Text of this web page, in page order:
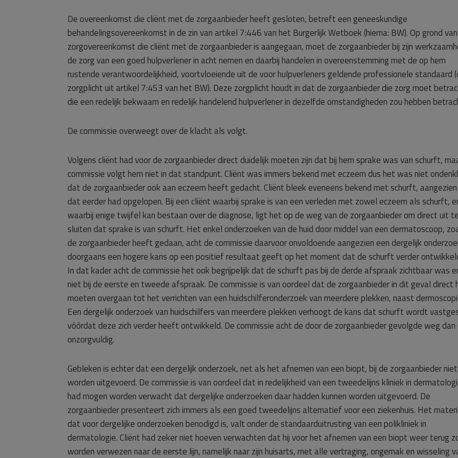
De overeenkomst die cliënt met de zorgaanbieder heeft gesloten, betreft een geneeskundige
behandelingsovereenkomst in de zin van artikel 7:446 van het Burgerlijk Wetboek (hierna: BW). Op grond
zorgovereenkomst die cliënt met de zorgaanbieder is aangegaan, moet de zorgaanbieder bij zijn
de zorg van een goed hulpverlener in acht nemen en daarbij handelen in overeenstemming met de op hem
rustende verantwoordelijkheid, voortvloeiende uit de voor hulpverleners geldende professionele standaard
zorgplicht uit artikel 7:453 van het BW). Deze zorgplicht houdt in dat de zorgaanbieder die zorg moet
die een redelijk bekwaam en redelijk handelend hulpverlener in dezelfde omstandigheden zou hebben
De commissie overweegt over de klacht als volgt.
Volgens cliënt had voor de zorgaanbieder direct duidelijk moeten zijn dat bij hem sprake was van schurft,
commissie volgt hem niet in dat standpunt. Cliënt was immers bekend met eczeem dus het was niet
dat de zorgaanbieder ook aan eczeem heeft gedacht. Cliënt bleek eveneens bekend met schurft,
dat eerder had opgelopen. Bij een cliënt waarbij sprake is van een verleden met zowel eczeem als schurft,
waarbij enige twijfel kan bestaan over de diagnose, ligt het op de weg van de zorgaanbieder om direct uit
sluiten dat sprake is van schurft. Het enkel onderzoeken van de huid door middel van een dermatoscoop,
de zorgaanbieder heeft gedaan, acht de commissie daarvoor onvoldoende aangezien een dergelijk
doorgaans een hogere kans op een positief resultaat geeft op het moment dat de schurft verder
In dat kader acht de commissie het ook begrijpelijk dat de schurft pas bij de derde afspraak zichtbaar was
niet bij de eerste en tweede afspraak. De commissie is van oordeel dat de zorgaanbieder in dit geval direct
moeten overgaan tot het verrichten van een huidschilferonderzoek van meerdere plekken, naast
Een dergelijk onderzoek van huidschilfers van meerdere plekken verhoogt de kans dat schurft wordt
vóórdat deze zich verder heeft ontwikkeld. De commissie acht de door de zorgaanbieder gevolgde weg dan
onzorgvuldig.
Gebleken is echter dat een dergelijk onderzoek, net als het afnemen van een biopt, bij de zorgaanbieder
worden uitgevoerd. De commissie is van oordeel dat in redelijkheid van een tweedelijns kliniek in
had mogen worden verwacht dat dergelijke onderzoeken daar hadden kunnen worden uitgevoerd. De
zorgaanbieder presenteert zich immers als een goed tweedelijns alternatief voor een ziekenhuis. Het
dat voor dergelijke onderzoeken benodigd is, valt onder de standaarduitrusting van een polikliniek in
dermatologie. Cliënt had zeker niet hoeven verwachten dat hij voor het afnemen van een biopt weer terug
worden verwezen naar de eerste lijn, namelijk naar zijn huisarts, met alle vertraging, ongemak en wisseling